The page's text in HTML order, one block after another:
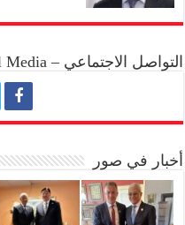
التواصل الاجتماعي – Social Media
أخبار في صور